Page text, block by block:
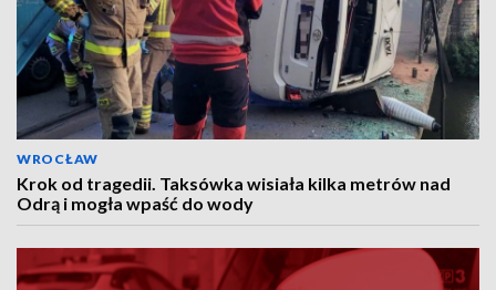
WROCŁAW
Krok od tragedii. Taksówka wisiała kilka metrów nad
Odrą i mogła wpaść do wody